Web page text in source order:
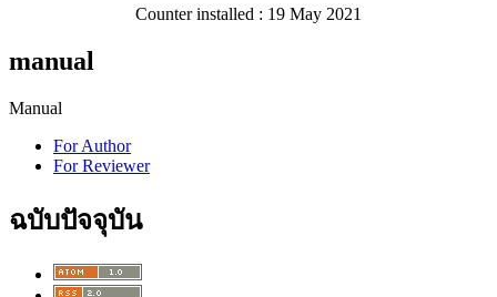
Counter installed : 19 May 2021
manual
Manual
For Author
For Reviewer
ฉบับปัจจุบัน